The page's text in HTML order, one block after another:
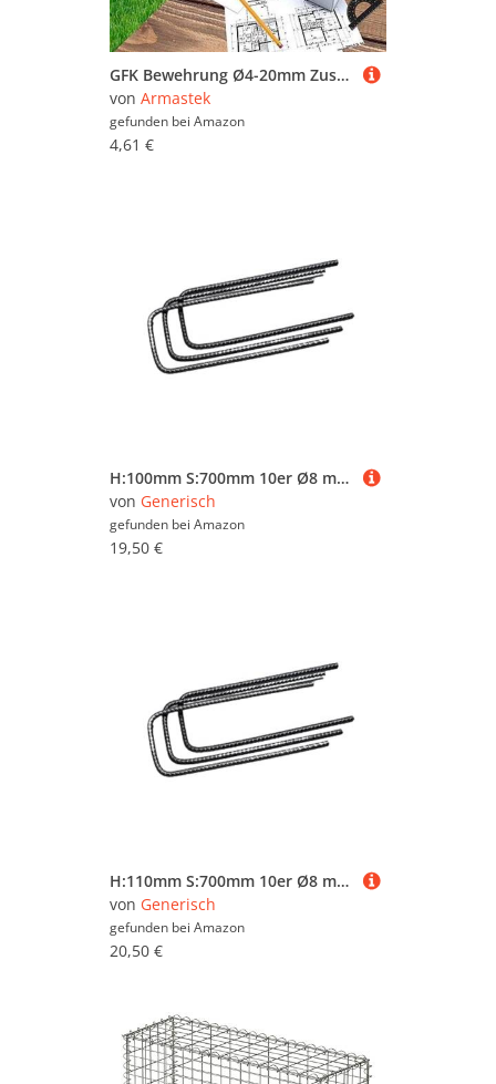
GFK Bewehrung Ø4-20mm Zuschnitte auf 2m Länge Glasfaserbewehrung Baustahl Betonstahl Baustahlmatten Moniereisen Armierung Bewehrungsstahl Glasfaserstab (Ø10mm 2m Zuschnitt)
von Armastek
gefunden bei Amazon
4,61 €
H:100mm S:700mm 10er Ø8 mm U-Bügel Baustahl Steckbügel Betonstahl Bügel Bewehrungsstahl für Ihre Bauvorhaben und Drillaparat
von Generisch
gefunden bei Amazon
19,50 €
H:110mm S:700mm 10er Ø8 mm U-Bügel Baustahl Steckbügel Betonstahl Bügel Bewehrungsstahl für Ihre Bauvorhaben
von Generisch
gefunden bei Amazon
20,50 €